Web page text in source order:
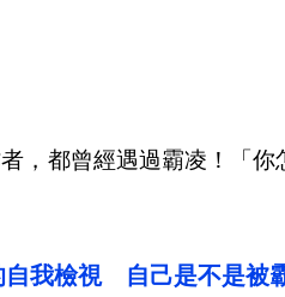
，都曾經遇過霸凌！「
自我檢視 自己是不是被